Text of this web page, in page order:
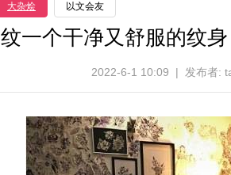
大杂烩 以文会友
纹一个干净又舒服的纹
2022-6-1 10:09 | 发布者: